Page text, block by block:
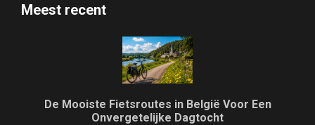
Meest recent
De Mooiste Fietsroutes in België Voor Een
Onvergetelijke Dagtocht